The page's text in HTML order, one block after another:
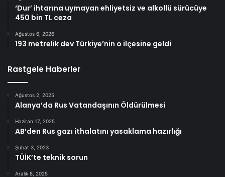
‘Dur’ ihtarına uymayan ehliyetsiz ve alkollü sürücüye
450 bin TL ceza
Ağustos 6, 2026
193 metrelik dev Türkiye’nin o ilçesine geldi
Rastgele Haberler
Ağustos 2, 2025
Alanya’da Rus Vatandaşının Öldürülmesi
Haziran 17, 2025
AB’den Rus gazı ithalatını yasaklama hazırlığı
Şubat 3, 2023
TÜİK’te teknik sorun
Aralık 8, 2025